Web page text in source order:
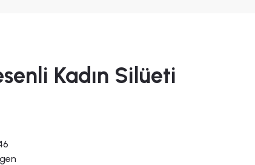
Kadın Silüeti